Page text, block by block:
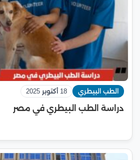
الطب البيطري 18 أكتوبر 2025
دراسة الطب البيطري في مصر